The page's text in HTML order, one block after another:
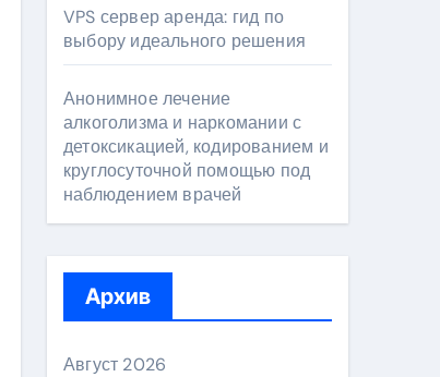
VPS сервер аренда: гид по
выбору идеального решения
Анонимное лечение
алкоголизма и наркомании с
детоксикацией, кодированием и
круглосуточной помощью под
наблюдением врачей
Архив
Август 2026